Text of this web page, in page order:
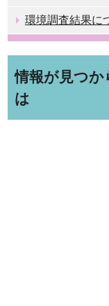
環境調査結果に
情報が見つか
は